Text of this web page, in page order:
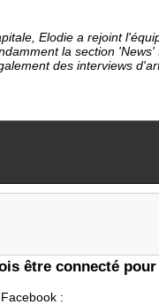
Elodie a rejoint
la section
des interviews
être connecté
: